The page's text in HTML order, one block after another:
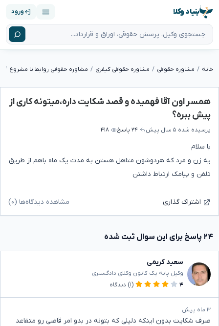
بنیاد وکلا ورود
خانه مشاوره حقوقی مشاوره حقوقی کیفری مشاوره حقوقی روابط نا مشروع
همسر اون آقا فهمیده و قصد شکایت داره،میتونه کاری از
پیش ببره؟
پرسیده شده ۵ سال پیش ۲۴ پاسخ ۴۱۸
با سلام
یه زن و مرد که هردوشون متاهل هستن به مدت یک ماه باهم از طریق
تلفن و پیامک ارتباط داشتن
اشتراک گذاری مشاهده دیدگاه‌ها (۰)
۲۴ پاسخ برای این سوال ثبت شده
سعید کریمی
وکیل پایه یک کانون وکلای دادگستری
۴
(۱) دیدگاه
۳ ماه پیش
صرف شکایت بدون اینکه دلیلی که بتونه در بدو امر قاضی رو متقاعد